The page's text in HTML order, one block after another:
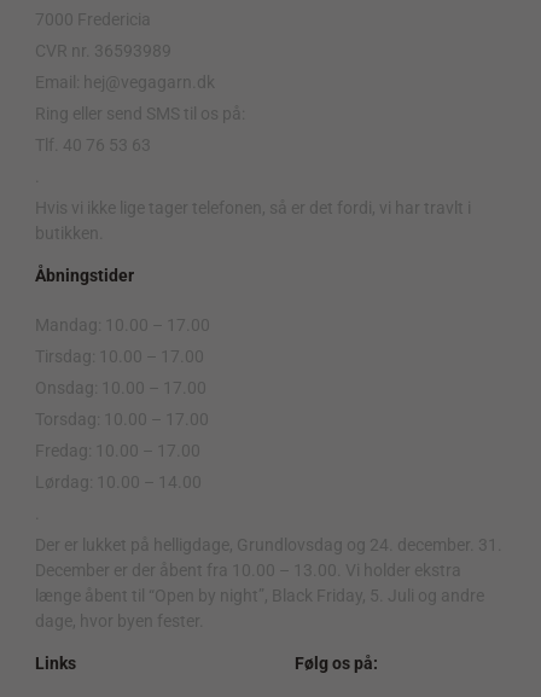
7000 Fredericia
CVR nr. 36593989
Email: hej@vegagarn.dk
Ring eller send SMS til os på:
Tlf. 40 76 53 63
Hvis vi ikke lige tager telefonen, så er det fordi, vi har travlt i
butikken.
Åbningstider
Mandag: 10.00 – 17.00
Tirsdag: 10.00 – 17.00
Onsdag: 10.00 – 17.00
Torsdag: 10.00 – 17.00
Fredag: 10.00 – 17.00
Lørdag: 10.00 – 14.00
Der er lukket på helligdage, Grundlovsdag og 24. december. 31.
December er der åbent fra 10.00 – 13.00. Vi holder ekstra
længe åbent til “Open by night”, Black Friday, 5. Juli og andre
dage, hvor byen fester.
Links Følg os på: